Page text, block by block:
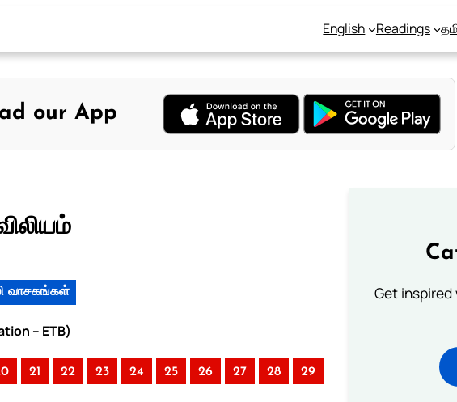
English Readings
our App
வாசகங்கள்
– ETB)
21 22 23 24 25 26 27 28 29
Get